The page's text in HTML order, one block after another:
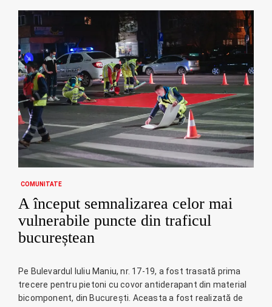
COMUNITATE
A început semnalizarea celor mai
vulnerabile puncte din traficul
bucureștean
Pe Bulevardul Iuliu Maniu, nr. 17-19, a fost trasată prima
trecere pentru pietoni cu covor antiderapant din material
bicomponent, din București. Aceasta a fost realizată de